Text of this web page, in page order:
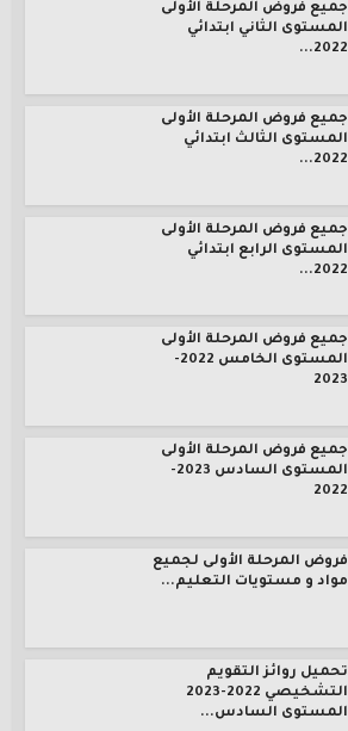
جميع فروض المرحلة الأولى
المستوى الثاني ابتدائي
2022...
جميع فروض المرحلة الأولى
المستوى الثالث ابتدائي
2022...
جميع فروض المرحلة الأولى
المستوى الرابع ابتدائي
2022...
جميع فروض المرحلة الأولى
المستوى الخامس 2022-
2023
جميع فروض المرحلة الأولى
المستوى السادس 2023-
2022
فروض المرحلة الأولى لجميع
مواد و مستويات التعليم...
تحميل روائز التقويم
التشخيصي 2022-2023
المستوى السادس...